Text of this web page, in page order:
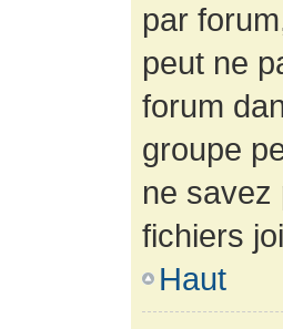
par
peut ne
forum
groupe
ne savez
fichiers
Haut